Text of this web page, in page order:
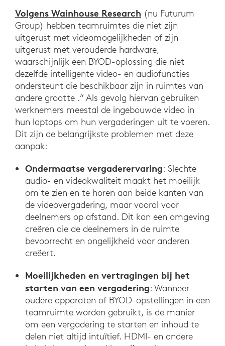
Volgens Wainhouse Research (nu Futurum
Group) hebben teamruimtes die niet zijn
uitgerust met videomogelijkheden of zijn
uitgerust met verouderde hardware,
waarschijnlijk een BYOD-oplossing die niet
dezelfde intelligente video- en audiofuncties
ondersteunt die beschikbaar zijn in ruimtes van
andere grootte .” Als gevolg hiervan gebruiken
werknemers meestal de ingebouwde video in
hun laptops om hun vergaderingen uit te voeren.
Dit zijn de belangrijkste problemen met deze
aanpak:
Ondermaatse vergaderervaring: Slechte
audio- en videokwaliteit maakt het moeilijk
om te zien en te horen aan beide kanten van
de videovergadering, maar vooral voor
deelnemers op afstand. Dit kan een omgeving
creëren die de deelnemers in de ruimte
bevoorrecht en ongelijkheid voor anderen
creëert.
Moeilijkheden en vertragingen bij het
starten van een vergadering: Wanneer
oudere apparaten of BYOD-opstellingen in een
teamruimte worden gebruikt, is de manier
om een vergadering te starten en inhoud te
delen niet altijd intuïtief. HDMI- en andere